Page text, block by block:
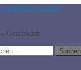
Springe zum Inhalt
Geschichte
Suchen